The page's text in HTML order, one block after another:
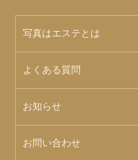
写真はエステとは
よくある質問
お知らせ
お問い合わせ